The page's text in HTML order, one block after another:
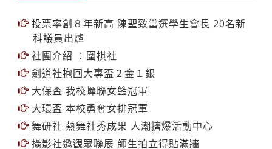
投票率創８年新高 陳聖致當選學生會長 20名新
科議員出爐
社團介紹 ：圍棋社
劍道社抱回大專盃２金１銀
大保盃 我校蟬聯女籃冠軍
大環盃 本校勇奪女排冠軍
舞研社 熱舞社秀成果 人潮擠爆活動中心
攝影社邀觀眾聯展 師生拍立得貼滿牆